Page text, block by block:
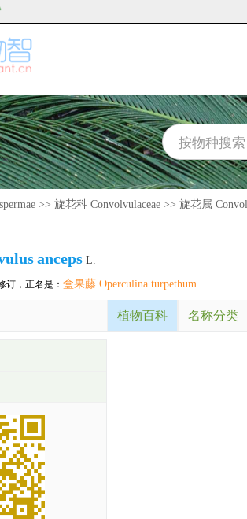
>> 旋花科 Convolvulaceae >> 旋花属
anceps L.
订，正名是： 盒果藤 Operculina turpethum
植物百科 名称分类